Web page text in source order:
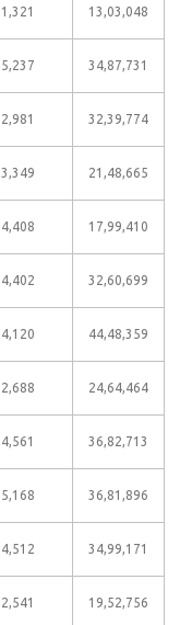
1,321 13,03,048
5,237 34,87,731
2,981 32,39,774
3,349 21,48,665
4,408 17,99,410
4,402 32,60,699
4,120 44,48,359
2,688 24,64,464
4,561 36,82,713
5,168 36,81,896
4,512 34,99,171
2,541 19,52,756